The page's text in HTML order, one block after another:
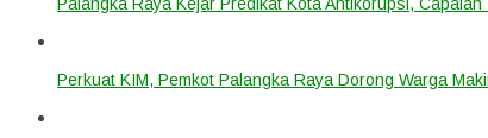
Perkuat KIM, Pemkot Palangka Raya Dorong Warga